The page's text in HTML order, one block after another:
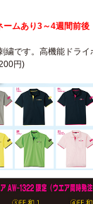
ームあり3～4週間前後
繍です。高機能ドライ
円)